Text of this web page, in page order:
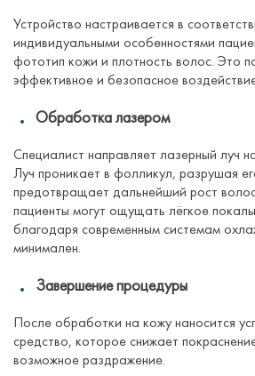
Устройство настраивается в
индивидуальными особенностями
фототип кожи и плотность волос. Это
эффективное и безопасное
Обработка лазером
Специалист направляет лазерный луч
Луч проникает в фолликул, разрушая
предотвращает дальнейший рост
пациенты могут ощущать лёгкое
благодаря современным системам
минимален.
Завершение процедуры
После обработки на кожу наносится
средство, которое снижает
возможное раздражение.